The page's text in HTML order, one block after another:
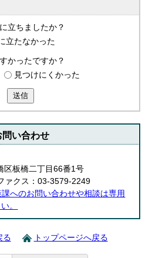
立ちましたか？
立たなかった
かったですか？
見つけにくかった
送信
問い合わせ
板橋二丁目66番1号
クス：03-3579-2249
へのお問い合わせや相談は専用
。
る トップページへ戻る